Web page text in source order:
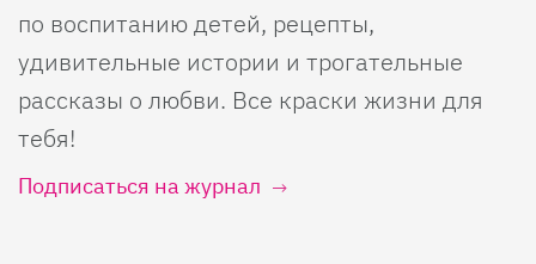
по воспитанию детей, рецепты,
удивительные истории и трогательные
рассказы о любви. Все краски жизни для
тебя!
Подписаться на журнал